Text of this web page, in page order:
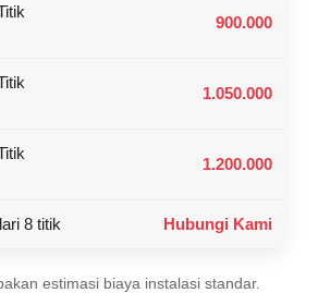
900.000
1.050.000
1.200.000
8 titik Hubungi Kami
estimasi biaya instalasi standar.